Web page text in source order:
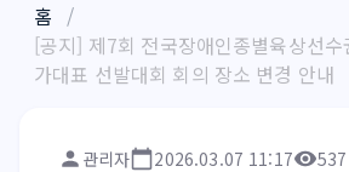
홈 /
[공지] 제7회 전국장애인종별육상선
가대표 선발대회 회의 장소 변경 안내
관리자 2026.03.07 11:17 537